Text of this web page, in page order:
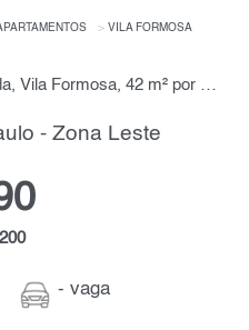
VILA FORMOSA
Apartamento, 2 Quartos à Venda, Vila Formosa, 42 m² por R$ 250.000,00
- Zona Leste
- vaga